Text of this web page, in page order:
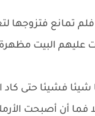
تمانع
عليهم البيت
فشيئا حتى
فما أن أصبحت